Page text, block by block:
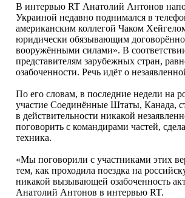
В интервью RT Анатолий Антонов
Украиной недавно поднимался в
американским коллегой Чаком
юридически обязывающим
вооружёнными силами». В
представителям зарубежных стран,
озабоченности. Речь идёт о
По его словам, в последние недели на
участие Соединённые Штаты, Канада,
в действительности никакой
поговорить с командирами частей,
техника.
«Мы поговорили с участниками этих
тем, как проходила поездка на
никакой вызывающей озабоченность
Анатолий Антонов в интервью RT.